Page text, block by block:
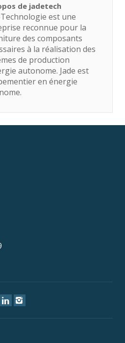
de jadetech
Technologie est une
reconnue pour la
des composants
à la réalisation des
de production
autonome. Jade est
en énergie